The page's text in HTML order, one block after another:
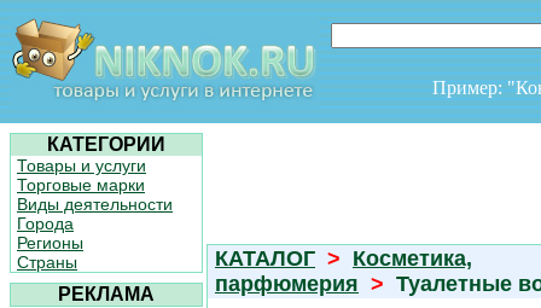
Пример:
КАТЕГОРИИ
Товары и услуги
Торговые марки
Виды деятельности
Города
Регионы
Страны
РЕКЛАМА
КАТАЛОГ > Косметика,
парфюмерия > Туалетные